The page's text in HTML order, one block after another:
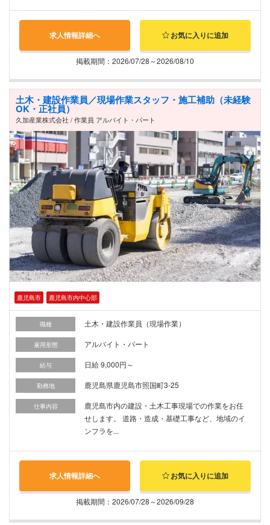
求人情報詳細へ お気に入りに追加
掲載期間：2026/07/28～2026/08/10
土木・建設作業員／現場作業スタッフ・施工補助（未経験
OK・正社員）
久加産業株式会社 / 作業員 アルバイト・パート
鹿児島市 鹿児島市内中心部
職種 土木・建設作業員（現場作業）
雇用形態 アルバイト・パート
給与 日給 9,000円～
勤務地 鹿児島県鹿児島市照国町3-25
仕事内容
鹿児島市内の建設・土木工事現場での作業をお任
せします。 道路・造成・基礎工事など、地域のイ
ンフラを...
求人情報詳細へ お気に入りに追加
掲載期間：2026/07/28～2026/09/28